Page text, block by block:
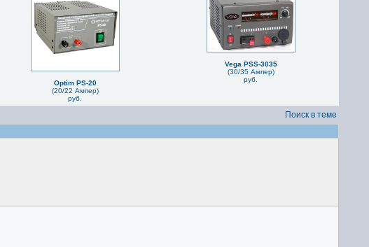
Optim PS-20
(20/22 Ампер)
руб.
Vega PSS-3035
(30/35 Ампер)
руб.
Поиск в теме